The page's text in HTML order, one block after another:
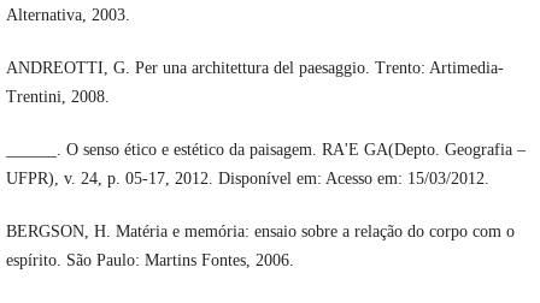
Alternativa, 2003.
ANDREOTTI, G. Per una architettura del paesaggio. Trento: Artimedia-
Trentini, 2008.
______. O senso ético e estético da paisagem. RA'E GA(Depto. Geografia –
UFPR), v. 24, p. 05-17, 2012. Disponível em: Acesso em: 15/03/2012.
BERGSON, H. Matéria e memória: ensaio sobre a relação do corpo com o
espírito. São Paulo: Martins Fontes, 2006.